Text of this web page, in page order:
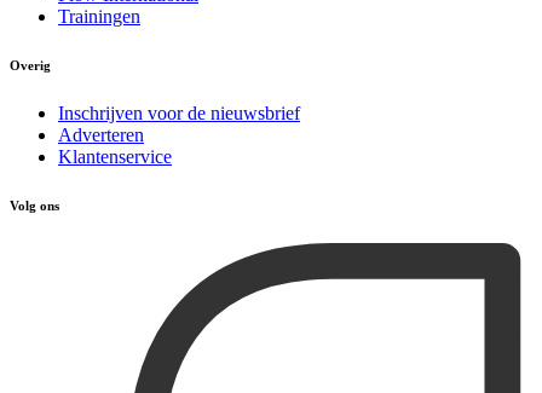
Trainingen
Overig
Inschrijven voor de nieuwsbrief
Adverteren
Klantenservice
Volg ons